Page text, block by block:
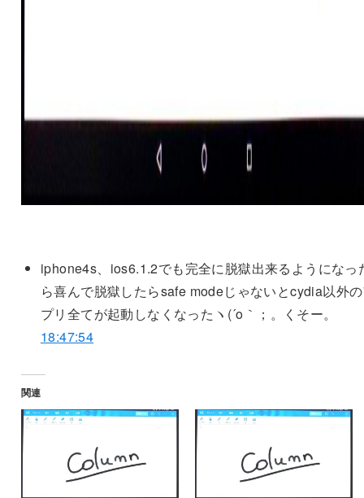
iphone4s、ios6.1.2でも完全に脱獄出来るようになっ
ら喜んで脱獄したらsafe modeじゃないとcydia以外
プリ全てが起動しなくなったヽ(´o｀；。くそー。
18:47:54
関連